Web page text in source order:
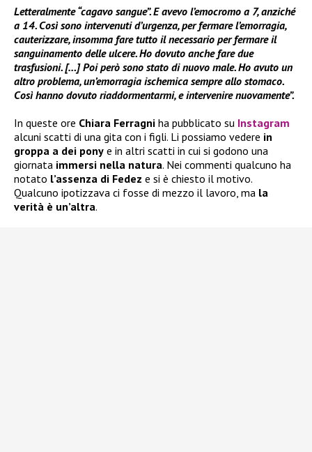
Letteralmente “cagavo sangue”. E avevo l’emocromo a 7, anziché
a 14. Così sono intervenuti d’urgenza, per fermare l’emorragia,
cauterizzare, insomma fare tutto il necessario per fermare il
sanguinamento delle ulcere. Ho dovuto anche fare due
trasfusioni. […] Poi però sono stato di nuovo male. Ho avuto un
altro problema, un’emorragia ischemica sempre allo stomaco.
Così hanno dovuto riaddormentarmi, e intervenire nuovamente”.
In queste ore Chiara Ferragni ha pubblicato su Instagram
alcuni scatti di una gita con i figli. Li possiamo vedere in
groppa a dei pony e in altri scatti in cui si godono una
giornata immersi nella natura. Nei commenti qualcuno ha
notato l’assenza di Fedez e si è chiesto il motivo.
Qualcuno ipotizzava ci fosse di mezzo il lavoro, ma la
verità è un’altra.